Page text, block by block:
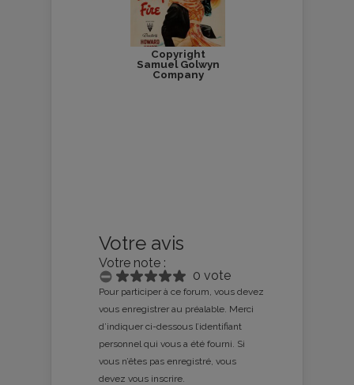
Copyright
Samuel Golwyn
Company
Votre avis
Votre note :
0 vote
Pour participer à ce forum, vous devez
vous enregistrer au préalable. Merci
d’indiquer ci-dessous l’identifiant
personnel qui vous a été fourni. Si
vous n’êtes pas enregistré, vous
devez vous inscrire.